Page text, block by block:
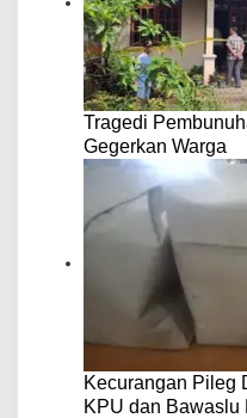
Tragedi
Gegerkan Warga
Kecurangan Pileg
KPU dan Bawaslu